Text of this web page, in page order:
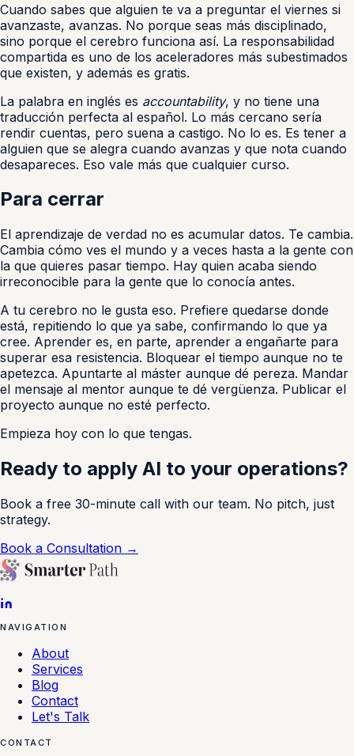
Cuando sabes que alguien te va a preguntar el viernes si
avanzaste, avanzas. No porque seas más disciplinado,
sino porque el cerebro funciona así. La responsabilidad
compartida es uno de los aceleradores más subestimados
que existen, y además es gratis.
La palabra en inglés es accountability, y no tiene una
traducción perfecta al español. Lo más cercano sería
rendir cuentas, pero suena a castigo. No lo es. Es tener a
alguien que se alegra cuando avanzas y que nota cuando
desapareces. Eso vale más que cualquier curso.
Para cerrar
El aprendizaje de verdad no es acumular datos. Te cambia.
Cambia cómo ves el mundo y a veces hasta a la gente con
la que quieres pasar tiempo. Hay quien acaba siendo
irreconocible para la gente que lo conocía antes.
A tu cerebro no le gusta eso. Prefiere quedarse donde
está, repitiendo lo que ya sabe, confirmando lo que ya
cree. Aprender es, en parte, aprender a engañarte para
superar esa resistencia. Bloquear el tiempo aunque no te
apetezca. Apuntarte al máster aunque dé pereza. Mandar
el mensaje al mentor aunque te dé vergüenza. Publicar el
proyecto aunque no esté perfecto.
Empieza hoy con lo que tengas.
Ready to apply AI to your operations?
Book a free 30-minute call with our team. No pitch, just
strategy.
Book a Consultation →
NAVIGATION
About
Services
Blog
Contact
Let's Talk
CONTACT